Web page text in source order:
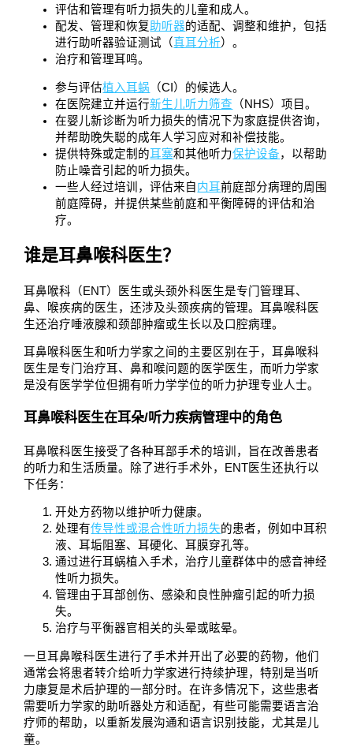
评估和管理有听力损失的儿童和成人。
配发、管理和恢复 助听器的适配、调整和维护，包括
进行助听器验证测试（真耳分析）。
治疗和管理耳鸣。
参与评估植入耳蜗 （CI）的候选人。
在医院建立并运行新生儿听力筛查 （NHS）项目。
在婴儿新诊断为听力损失的情况下为家庭提供咨询，
并帮助晚失聪的成年人学习应对和补偿技能。
提供特殊或定制的耳塞和其他听力保护设备，以帮助
防止噪音引起的听力损失。
一些人经过培训，评估来自 内耳前庭部分病理的周围
前庭障碍，并提供某些前庭和平衡障碍的评估和治
疗。
谁是耳鼻喉科医生？
耳鼻喉科（ENT）医生或头颈外科医生是专门管理耳、
鼻、喉疾病的医生，还涉及头颈疾病的管理。耳鼻喉科医
生还治疗唾液腺和颈部肿瘤或生长以及口腔病理。
耳鼻喉科医生和听力学家之间的主要区别在于，耳鼻喉科
医生是专门治疗耳、鼻和喉问题的医学医生，而听力学家
是没有医学学位但拥有听力学学位的听力护理专业人士。
耳鼻喉科医生在耳朵/听力疾病管理中的角色
耳鼻喉科医生接受了各种耳部手术的培训，旨在改善患者
的听力和生活质量。除了进行手术外，ENT医生还执行以
下任务：
开处方药物以维护听力健康。
处理有传导性或混合性听力损失的患者，例如中耳积
液、耳垢阻塞、耳硬化、耳膜穿孔等。
通过进行耳蜗植入手术，治疗儿童群体中的感音神经
性听力损失。
管理由于耳部创伤、感染和良性肿瘤引起的听力损
失。
治疗与平衡器官相关的头晕或眩晕。
一旦耳鼻喉科医生进行了手术并开出了必要的药物，他们
通常会将患者转介给听力学家进行持续护理，特别是当听
力康复是术后护理的一部分时。在许多情况下，这些患者
需要听力学家的助听器处方和适配，有些可能需要语言治
疗师的帮助，以重新发展沟通和语言识别技能，尤其是儿
童。